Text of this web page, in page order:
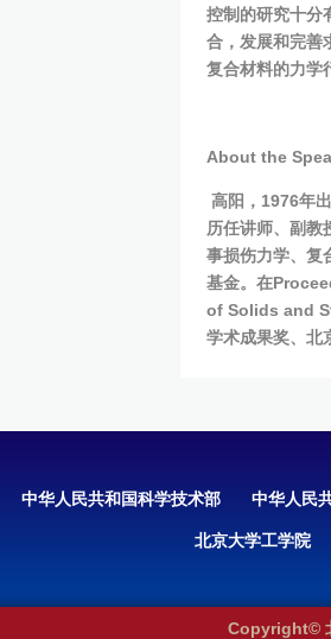
控制的研究十分
合，发展和完善
复合材料的力学
About the
高阳，1976年
历任讲师、副教
事损伤力学、复
基金。在
of Solids and
学术成果奖、北
中华人民共和国科学技术部 中华人民
北京大学工学院
Copyright©